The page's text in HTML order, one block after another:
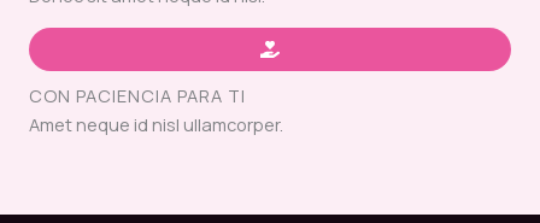
CON PACIENCIA PARA TI
Amet neque id nisl ullamcorper.